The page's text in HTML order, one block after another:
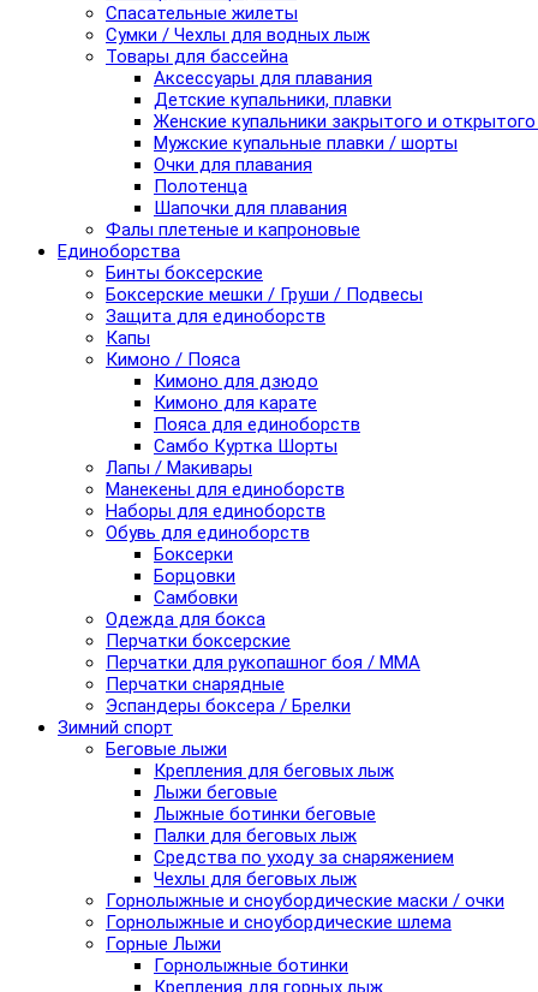
Спасательные жилеты
Сумки / Чехлы для водных лыж
Товары для бассейна
Аксессуары для плавания
Детские купальники, плавки
Женские купальники закрытого и
Мужские купальные плавки / шорты
Очки для плавания
Полотенца
Шапочки для плавания
Фалы плетеные и капроновые
Единоборства
Бинты боксерские
Боксерские мешки / Груши / Подвесы
Защита для единоборств
Капы
Кимоно / Пояса
Кимоно для дзюдо
Кимоно для карате
Пояса для единоборств
Самбо Куртка Шорты
Лапы / Макивары
Манекены для единоборств
Наборы для единоборств
Обувь для единоборств
Боксерки
Борцовки
Самбовки
Одежда для бокса
Перчатки боксерские
Перчатки для рукопашног боя / ММА
Перчатки снарядные
Эспандеры боксера / Брелки
Зимний спорт
Беговые лыжи
Крепления для беговых лыж
Лыжи беговые
Лыжные ботинки беговые
Палки для беговых лыж
Средства по уходу за снаряжением
Чехлы для беговых лыж
Горнолыжные и сноубордические маски / очки
Горнолыжные и сноубордические шлема
Горные Лыжи
Горнолыжные ботинки
Крепления для горных лыж